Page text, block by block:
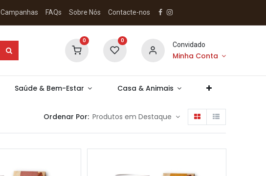
Campanhas FAQs Sobre Nós Contacte-nos
0 0
Convidado
Minha Conta
Saúde & Bem-Estar Casa & Animais
Ordenar Por: Produtos em Destaque